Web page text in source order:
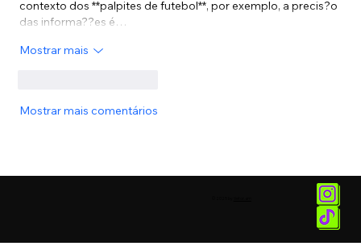
contexto dos **palpites de futebol**, por exemplo, a precis?o
das informa??es é…
Mostrar mais
Mostrar mais comentários